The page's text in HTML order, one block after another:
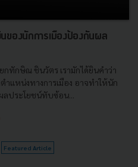
องนักการเมืองป้องกันผล
กทักษิณ ชินวัตร เรามักได้ยินคำว่า
ำแหน่งทางการเมือง อาจทำให้นัก
ลประโยชน์ทับซ้อน...
Featured Article